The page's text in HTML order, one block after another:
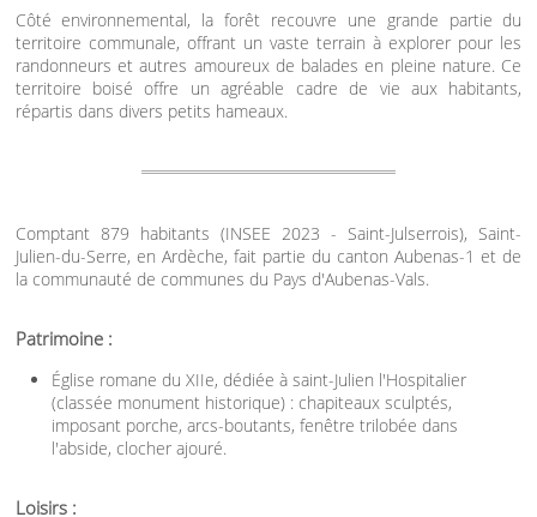
Côté environnemental, la forêt recouvre une grande partie du
territoire communale, offrant un vaste terrain à explorer pour les
randonneurs et autres amoureux de balades en pleine nature. Ce
territoire boisé offre un agréable cadre de vie aux habitants,
répartis dans divers petits hameaux.
Comptant 879 habitants (INSEE 2023 - Saint-Julserrois), Saint-
Julien-du-Serre, en Ardèche, fait partie du canton Aubenas-1 et de
la communauté de communes du Pays d'Aubenas-Vals.
Patrimoine :
Église romane du XIIe, dédiée à saint-Julien l'Hospitalier
(classée monument historique) : chapiteaux sculptés,
imposant porche, arcs-boutants, fenêtre trilobée dans
l'abside, clocher ajouré.
Loisirs :